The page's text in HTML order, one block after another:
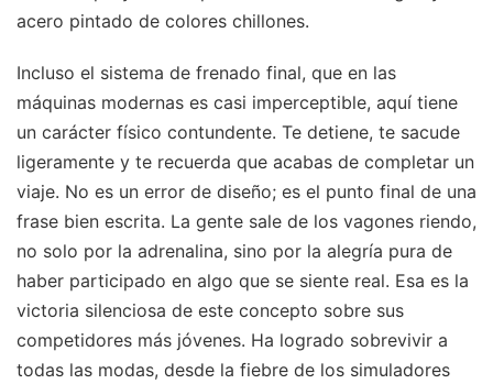
acero pintado de colores chillones.
Incluso el sistema de frenado final, que en las
máquinas modernas es casi imperceptible, aquí tiene
un carácter físico contundente. Te detiene, te sacude
ligeramente y te recuerda que acabas de completar un
viaje. No es un error de diseño; es el punto final de una
frase bien escrita. La gente sale de los vagones riendo,
no solo por la adrenalina, sino por la alegría pura de
haber participado en algo que se siente real. Esa es la
victoria silenciosa de este concepto sobre sus
competidores más jóvenes. Ha logrado sobrevivir a
todas las modas, desde la fiebre de los simuladores